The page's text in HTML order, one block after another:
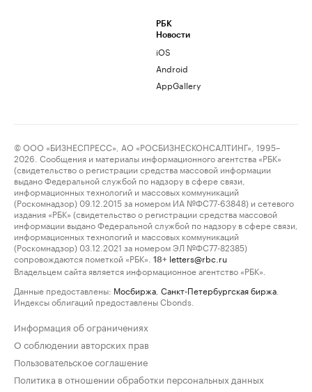
РБК
Новости
iOS
Android
AppGallery
© ООО «БИЗНЕСПРЕСС», АО «РОСБИЗНЕСКОНСАЛТИНГ», 1995–
2026. Сообщения и материалы информационного агентства «РБК»
(свидетельство о регистрации средства массовой информации
выдано Федеральной службой по надзору в сфере связи,
информационных технологий и массовых коммуникаций
(Роскомнадзор) 09.12.2015 за номером ИА №ФС77-63848) и сетевого
издания «РБК» (свидетельство о регистрации средства массовой
информации выдано Федеральной службой по надзору в сфере связи,
информационных технологий и массовых коммуникаций
(Роскомнадзор) 03.12.2021 за номером ЭЛ №ФС77-82385)
сопровождаются пометкой «РБК».
18+ letters@rbc.ru
Владельцем сайта является информационное агентство «РБК».
Данные предоставлены: Мосбиржа Санкт-Петербургская биржа
Индексы облигаций предоставлены Cbonds.
Информация об ограничениях
О соблюдении авторских прав
Пользовательское соглашение
Политика в отношении обработки персональных данных